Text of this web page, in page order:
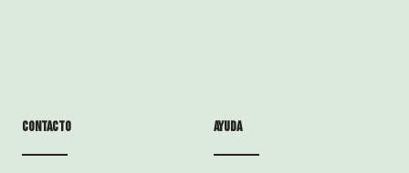
Contacto ayuda